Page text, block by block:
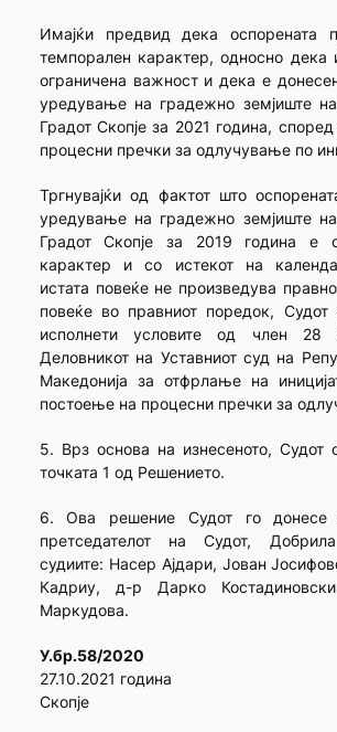
Имајќи предвид дека оспорената
темпорален карактер, односно
ограничена важност и дека е
уредување на градежно земјиште на
Градот Скопје за 2021 година, според
процесни пречки за одлучување по
Тргнувајќи од фактот што
уредување на градежно земјиште на
Градот Скопје за 2019 година е
карактер и со истекот на
истата повеќе не произведува
повеќе во правниот поредок,
исполнети условите од член 28
Деловникот на Уставниот суд на
Македонија за отфрлање на
постоење на процесни пречки за
5. Врз основа на изнесеното, Судот
точката 1 од Решението.
6. Ова решение Судот го донесе
претседателот на Судот,
судиите: Насер Ајдари, Јован
Кадриу, д-р Дарко
Маркудова.
У.бр.58/2020
27.10.2021 година
Скопје